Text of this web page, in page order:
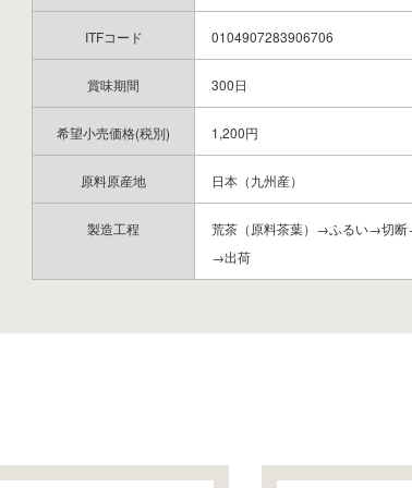
ITFコード 0104907283906706
賞味期間 300日
希望小売価格(税別) 1,200円
原料原産地 日本（九州産）
製造工程
荒茶（原料茶葉）→ふるい→切
→出荷